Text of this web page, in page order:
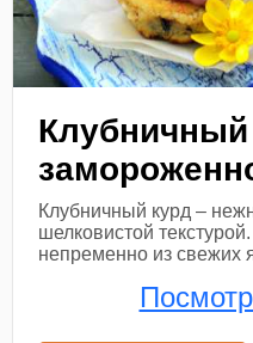
Клубничный
Клубничный курд –
шелковистой
непременно из свежих